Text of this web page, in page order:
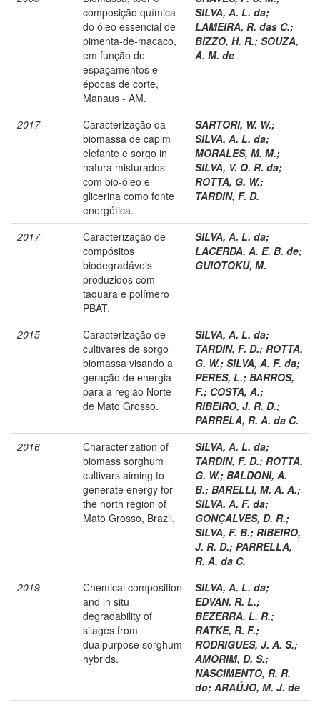
composição química
do óleo essencial de
pimenta-de-macaco,
em função de
espaçamentos e
épocas de corte,
Manaus - AM.
SILVA, A. L. da;
LAMEIRA, R. das C.;
BIZZO, H. R.; SOUZA,
A. M. de
2017
Caracterização da
biomassa de capim
elefante e sorgo in
natura misturados
com bio-óleo e
glicerina como fonte
energética.
SARTORI, W. W.;
SILVA, A. L. da;
MORALES, M. M.;
SILVA, V. Q. R. da;
ROTTA, G. W.;
TARDIN, F. D.
2017
Caracterização de
compósitos
biodegradáveis
produzidos com
taquara e polímero
PBAT.
SILVA, A. L. da;
LACERDA, A. E. B. de;
GUIOTOKU, M.
2015
Caracterização de
cultivares de sorgo
biomassa visando a
geração de energia
para a região Norte
de Mato Grosso.
SILVA, A. L. da;
TARDIN, F. D.; ROTTA,
G. W.; SILVA, A. F. da;
PERES, L.; BARROS,
F.; COSTA, A.;
RIBEIRO, J. R. D.;
PARRELA, R. A. da C.
2016
Characterization of
biomass sorghum
cultivars aiming to
generate energy for
the north region of
Mato Grosso, Brazil.
SILVA, A. L. da;
TARDIN, F. D.; ROTTA,
G. W.; BALDONI, A.
B.; BARELLI, M. A. A.;
SILVA, A. F. da;
GONÇALVES, D. R.;
SILVA, F. B.; RIBEIRO,
J. R. D.; PARRELLA,
R. A. da C.
2019
Chemical composition
and in situ
degradability of
silages from
dualpurpose sorghum
hybrids.
SILVA, A. L. da;
EDVAN, R. L.;
BEZERRA, L. R.;
RATKE, R. F.;
RODRIGUES, J. A. S.;
AMORIM, D. S.;
NASCIMENTO, R. R.
do; ARAÚJO, M. J. de